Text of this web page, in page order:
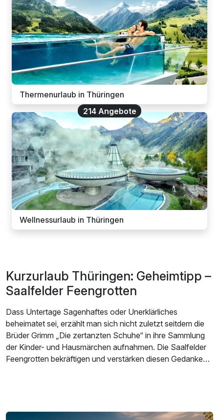
Thermenurlaub in Thüringen
214 Angebote
Wellnessurlaub in Thüringen
Kurzurlaub Thüringen: Geheimtipp –
Saalfelder Feengrotten
Dass Untertage Sagenhaftes oder Unerklärliches
beheimatet sei, erzählt man sich nicht zuletzt seitdem die
Brüder Grimm „Die zertanzten Schuhe“ in ihre Sammlung
der Kinder- und Hausmärchen aufnahmen. Die Saalfelder
Feengrotten bekräftigen und verstärken diesen Gedanken